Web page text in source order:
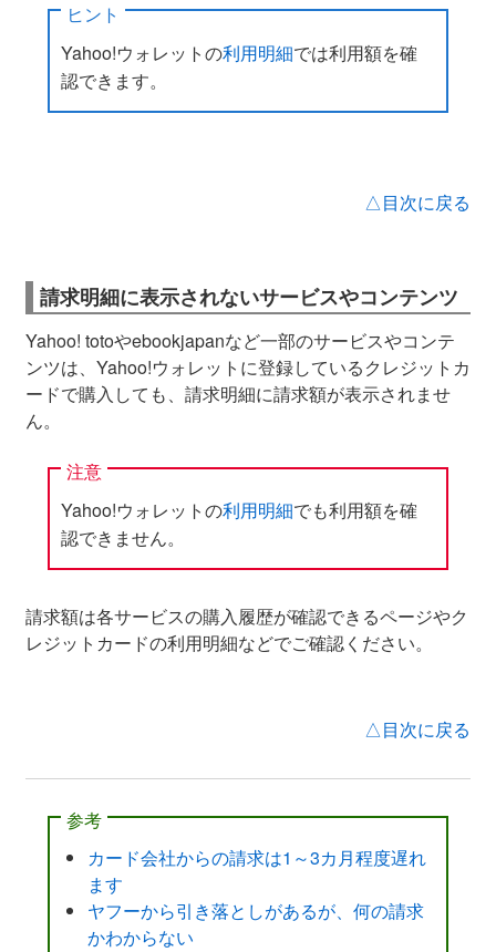
ヒント
Yahoo!ウォレットの利用明細では利用額を確
認できます。
△目次に戻る
請求明細に表示されないサービスやコンテンツ
Yahoo! totoやebookjapanなど一部のサービスやコンテ
ンツは、Yahoo!ウォレットに登録しているクレジットカ
ードで購入しても、請求明細に請求額が表示されませ
ん。
注意
Yahoo!ウォレットの利用明細でも利用額を確
認できません。
請求額は各サービスの購入履歴が確認できるページやク
レジットカードの利用明細などでご確認ください。
△目次に戻る
参考
カード会社からの請求は1～3カ月程度遅れ
ます
ヤフーから引き落としがあるが、何の請求
かわからない